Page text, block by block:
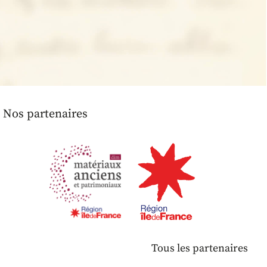
Nos partenaires
Tous les partenaires